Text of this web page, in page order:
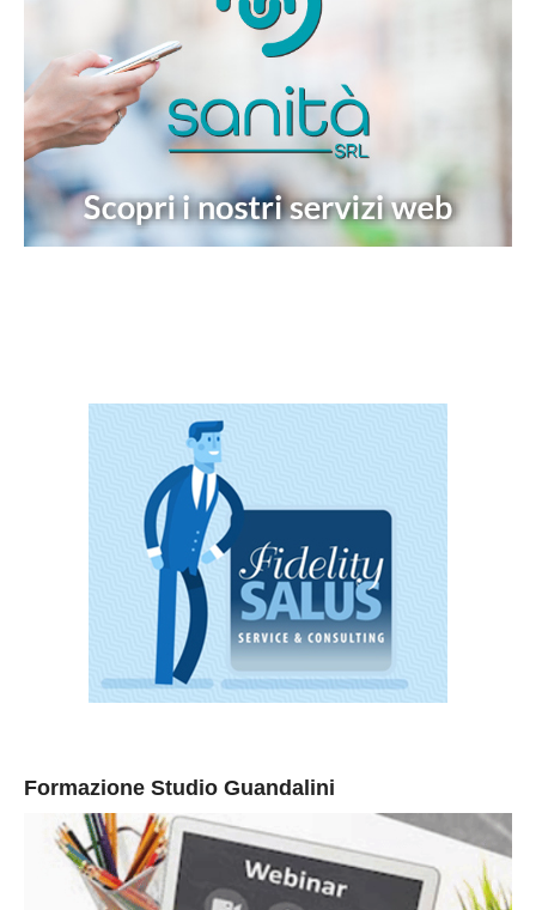
Formazione Studio Guandalini